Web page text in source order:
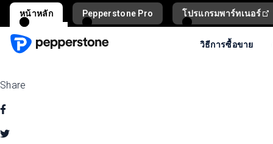
หน้าหลัก Pepperstone Pro โปรแกรมพาร์ทเนอร์
วิธีการซื้อขาย
Share